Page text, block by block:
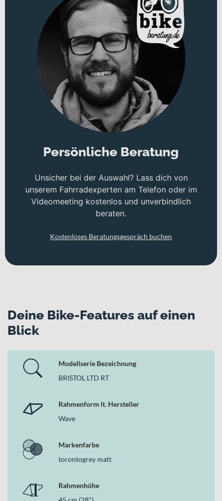
Persönliche Beratung
Unsicher bei der Auswahl? Lass dich von
unserem Fahrradexperten am Telefon oder im
Videomeeting kostenlos und unverbindlich
beraten.
Kostenloses Beratungsgespräch buchen
Deine Bike-Features auf einen
Blick
Modellserie Bezeichnung
BRISTOL LTD RT
Rahmenform lt. Hersteller
Wave
Markenfarbe
torontogrey matt
Rahmenhöhe